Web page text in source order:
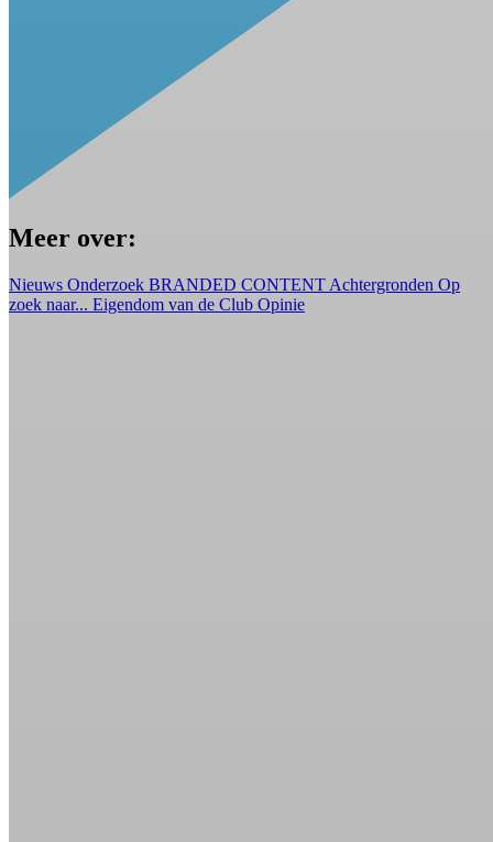
Meer over:
Nieuws Onderzoek BRANDED CONTENT Achtergronden Op
zoek naar... Eigendom van de Club Opinie